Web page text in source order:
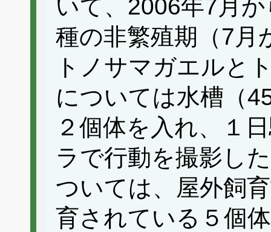
いて、2006年7月
種の非繁殖期（7月
トノサマガエルと
については水槽（
２個体を入れ、１
ラで行動を撮影し
ついては、屋外飼
育されている５個